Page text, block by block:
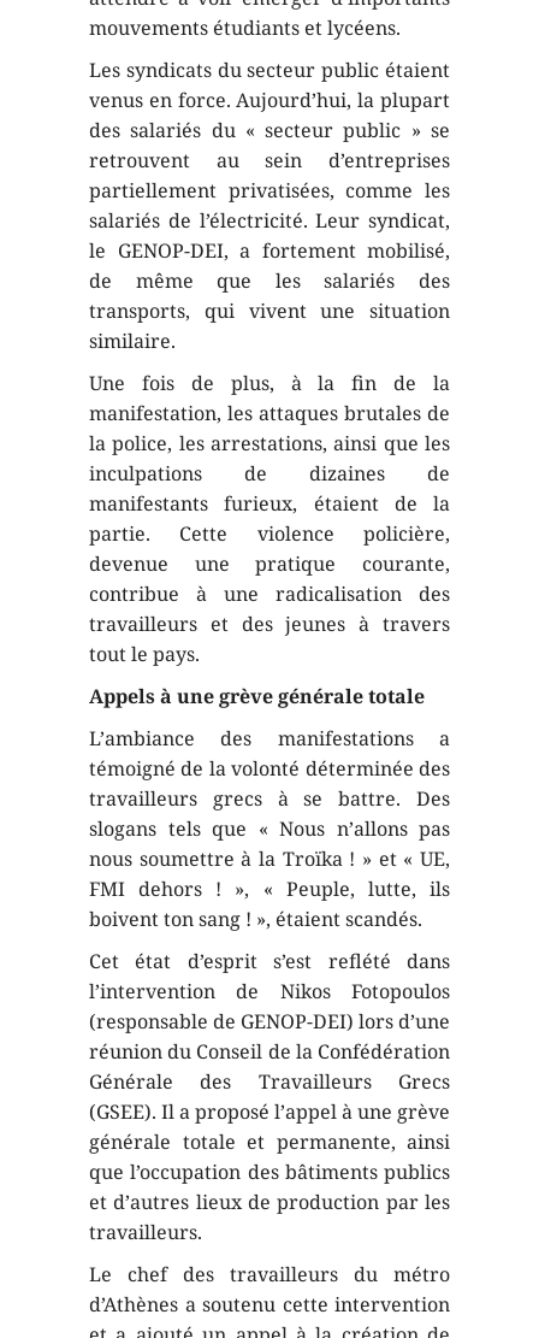
mouvements étudiants et lycéens.
Les syndicats du secteur public étaient
venus en force. Aujourd’hui, la plupart
des salariés du « secteur public » se
retrouvent au sein d’entreprises
partiellement privatisées, comme les
salariés de l’électricité. Leur syndicat,
le GENOP-DEI, a fortement mobilisé,
de même que les salariés des
transports, qui vivent une situation
similaire.
Une fois de plus, à la fin de la
manifestation, les attaques brutales de
la police, les arrestations, ainsi que les
inculpations de dizaines de
manifestants furieux, étaient de la
partie. Cette violence policière,
devenue une pratique courante,
contribue à une radicalisation des
travailleurs et des jeunes à travers
tout le pays.
Appels à une grève générale totale
L’ambiance des manifestations a
témoigné de la volonté déterminée des
travailleurs grecs à se battre. Des
slogans tels que « Nous n’allons pas
nous soumettre à la Troïka ! » et « UE,
FMI dehors ! », « Peuple, lutte, ils
boivent ton sang ! », étaient scandés.
Cet état d’esprit s’est reflété dans
l’intervention de Nikos Fotopoulos
(responsable de GENOP-DEI) lors d’une
réunion du Conseil de la Confédération
Générale des Travailleurs Grecs
(GSEE). Il a proposé l’appel à une grève
générale totale et permanente, ainsi
que l’occupation des bâtiments publics
et d’autres lieux de production par les
travailleurs.
Le chef des travailleurs du métro
d’Athènes a soutenu cette intervention